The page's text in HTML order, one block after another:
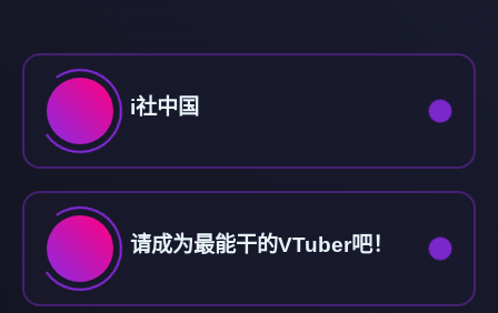
i社中国
请成为最能干的VTuber吧！